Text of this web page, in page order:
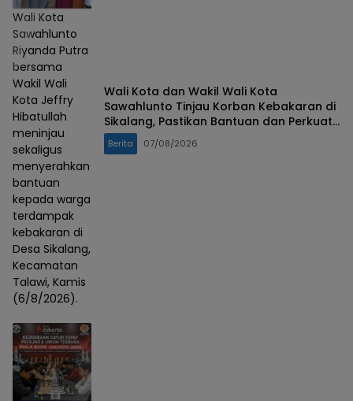
Wali Kota
Sawahlunto
Riyanda Putra
bersama
Wakil Wali
Kota Jeffry
Hibatullah
meninjau
sekaligus
menyerahkan
bantuan
kepada warga
terdampak
kebakaran di
Desa Sikalang,
Kecamatan
Talawi, Kamis
(6/8/2026).
Wali Kota dan Wakil Wali Kota
Sawahlunto Tinjau Korban Kebakaran di
Sikalang, Pastikan Bantuan dan Perkuat
Mitigasi Bencana
Berita 07/08/2026